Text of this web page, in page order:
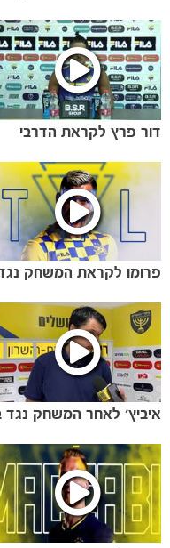
משחקים
ותוצאות
דור פרץ לקראת הדרבי